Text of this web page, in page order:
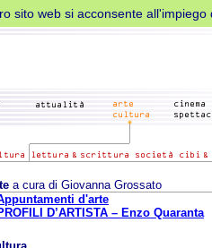
sito web si acconsente
a cura di Giovanna Grossato
d'arte
D’ARTISTA – Enzo Quaranta